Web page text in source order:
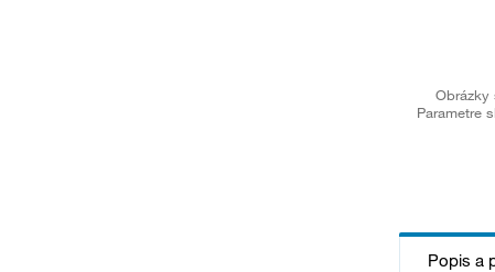
Obrázky
Parametre
Popis a